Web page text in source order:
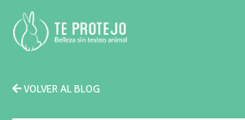
VOLVER AL BLOG